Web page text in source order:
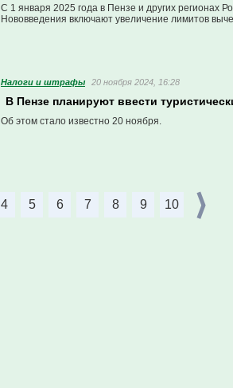
С 1 января 2025 года в Пензе и других регионах
Нововведения включают увеличение лимитов
Налоги и штрафы 20 ноября 2024, 16:28
В Пензе планируют ввести
Об этом стало известно 20 ноября.
4 5 6 7 8 9 10